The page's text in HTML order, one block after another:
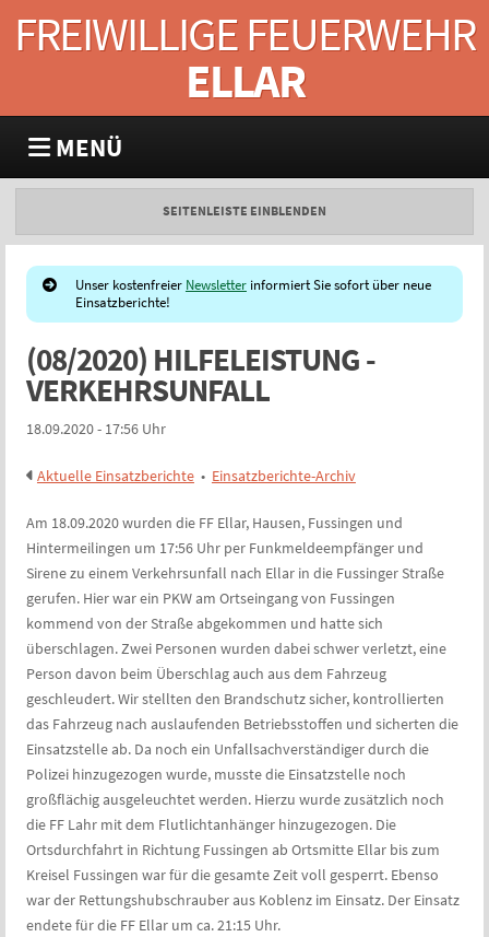
FREIWILLIGE FEUERWEHR
ELLAR
MENÜ
SEITENLEISTE EINBLENDEN
Unser kostenfreier Newsletterinformiert Sie sofort über neue
Einsatzberichte!
(08/2020) HILFELEISTUNG -
VERKEHRSUNFALL
18.09.2020 - 17:56 Uhr
Aktuelle Einsatzberichte• Einsatzberichte-Archiv
Am 18.09.2020 wurden die FF Ellar, Hausen, Fussingen und
Hintermeilingen um 17:56 Uhr per Funkmeldeempfänger und
Sirene zu einem Verkehrsunfall nach Ellar in die Fussinger Straße
gerufen. Hier war ein PKW am Ortseingang von Fussingen
kommend von der Straße abgekommen und hatte sich
überschlagen. Zwei Personen wurden dabei schwer verletzt, eine
Person davon beim Überschlag auch aus dem Fahrzeug
geschleudert. Wir stellten den Brandschutz sicher, kontrollierten
das Fahrzeug nach auslaufenden Betriebsstoffen und sicherten die
Einsatzstelle ab. Da noch ein Unfallsachverständiger durch die
Polizei hinzugezogen wurde, musste die Einsatzstelle noch
großflächig ausgeleuchtet werden. Hierzu wurde zusätzlich noch
die FF Lahr mit dem Flutlichtanhänger hinzugezogen. Die
Ortsdurchfahrt in Richtung Fussingen ab Ortsmitte Ellar bis zum
Kreisel Fussingen war für die gesamte Zeit voll gesperrt. Ebenso
war der Rettungshubschrauber aus Koblenz im Einsatz. Der Einsatz
endete für die FF Ellar um ca. 21:15 Uhr.